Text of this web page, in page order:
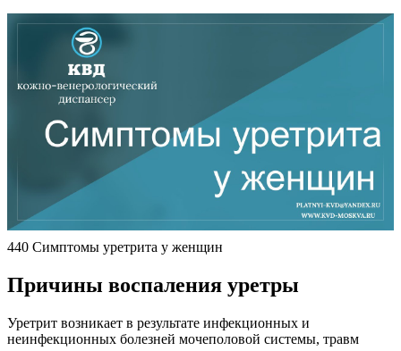
440 Симптомы уретрита у женщин
Причины воспаления уретры
Уретрит возникает в результате инфекционных и
неинфекционных болезней мочеполовой системы, травм